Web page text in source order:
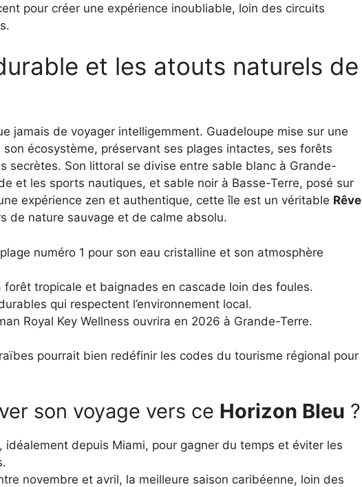
pour créer une expérience inoubliable, loin des circuits
et les atouts naturels de
jamais de voyager intelligemment. Guadeloupe mise sur une
écosystème, préservant ses plages intactes, ses forêts
secrètes. Son littoral se divise entre sable blanc à Grande-
et les sports nautiques, et sable noir à Basse-Terre, posé sur
expérience zen et authentique, cette île est un véritable Rêve
de nature sauvage et de calme absolu.
numéro 1 pour son eau cristalline et son atmosphère
forêt tropicale et baignades en cascade loin des foules.
qui respectent l’environnement local.
Royal Key Wellness ouvrira en 2026 à Grande-Terre.
pourrait bien redéfinir les codes du tourisme régional pour
son voyage vers ce Horizon Bleu ?
idéalement depuis Miami, pour gagner du temps et éviter les
novembre et avril, la meilleure saison caribéenne, loin des